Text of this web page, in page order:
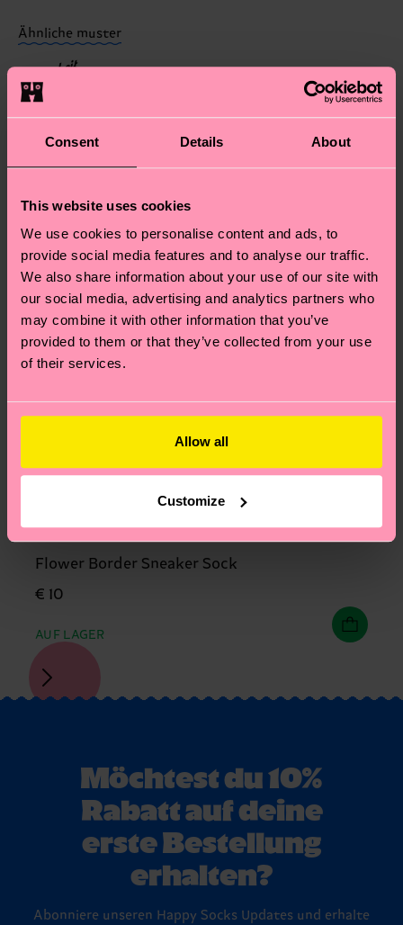
Consent Details About
This website uses cookies
We use cookies to personalise content and ads, to
provide social media features and to analyse our traffic.
We also share information about your use of our site with
our social media, advertising and analytics partners who
may combine it with other information that you’ve
provided to them or that they’ve collected from your use
of their services.
Allow all
Customize
dass es sich hierbei um einen Richtwert handelt
und die genaue Lieferzeit von der lokalen Post in
deinem Land abhängt.
Du hast Fragen zu einer Retoure? In unserem
Hilfebereich im ArtikelRetouren
findest du die
am häufigsten gestellten Fragen.
Ähnliche muster
Neuheit
Flower Border Sneaker Sock
€ 10
AUF LAGER
Möchtest du 10%
Rabatt auf deine
erste Bestellung
erhalten?
Abonniere unseren Happy Socks Updates und erhalte